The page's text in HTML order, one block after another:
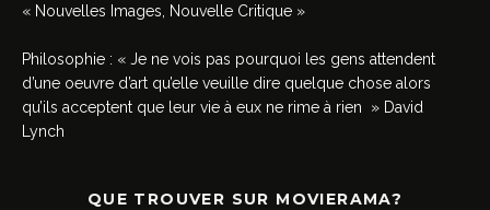
« Nouvelles Images, Nouvelle Critique »
Philosophie : « Je ne vois pas pourquoi les gens attendent
d’une oeuvre d’art qu’elle veuille dire quelque chose alors
qu’ils acceptent que leur vie à eux ne rime à rien » David
Lynch
QUE TROUVER SUR MOVIERAMA?